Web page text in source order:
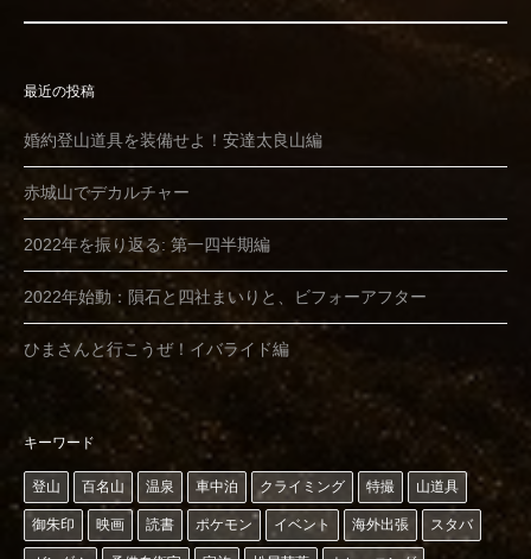
最近の投稿
婚約登山道具を装備せよ！安達太良山編
赤城山でデカルチャー
2022年を振り返る: 第一四半期編
2022年始動：隕石と四社まいりと、ビフォーアフター
ひまさんと行こうぜ！イバライド編
キーワード
登山 百名山 温泉 車中泊 クライミング 特撮 山道具
御朱印 映画 読書 ポケモン イベント 海外出張 スタバ